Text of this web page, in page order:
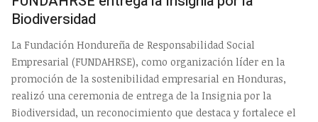
Biodiversidad
La Fundación Hondureña de Responsabilidad Social
Empresarial (FUNDAHRSE), como organización líder en la
promoción de la sostenibilidad empresarial en Honduras,
realizó una ceremonia de entrega de la Insignia por la
Biodiversidad, un reconocimiento que destaca y fortalece el